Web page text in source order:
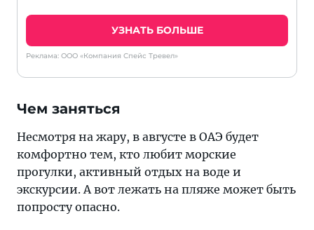
УЗНАТЬ БОЛЬШЕ
Реклама: ООО «Компания Спейс Тревел»
Чем заняться
Несмотря на жару, в августе в ОАЭ будет
комфортно тем, кто любит морские
прогулки, активный отдых на воде и
экскурсии. А вот лежать на пляже может быть
попросту опасно.